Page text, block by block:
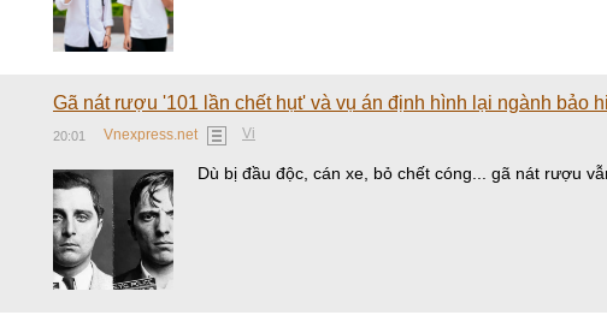
Gã nát rượu '101 lần chết hụt' và vụ án định hình lại ngành bảo
20:01 Vnexpress.net Vi
Dù bị đầu độc, cán xe, bỏ chết cóng... gã nát rượu